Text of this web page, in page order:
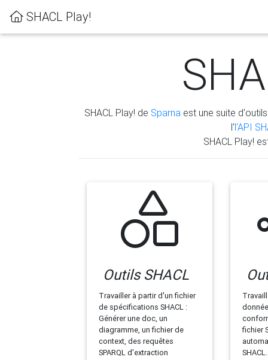
SHACL Play!
SHACL Play! de Sparna est une suite
l'l'API
SHACL Play!
Outils SHACL
Travailler à partir d'un fichier
de spécifications SHACL :
Générer une doc, un
diagramme, un fichier de
context, des requêtes
SPARQL d'extraction
fichier
SHACL.